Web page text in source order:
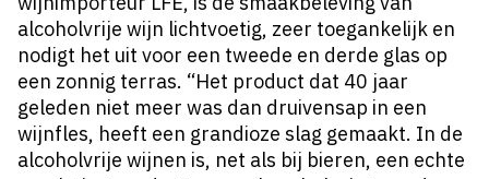
alcoholvrije wijn lichtvoetig, zeer toegankelijk en
nodigt het uit voor een tweede en derde glas op
een zonnig terras. “Het product dat 40 jaar
geleden niet meer was dan druivensap in een
wijnfles, heeft een grandioze slag gemaakt. In de
alcoholvrije wijnen is, net als bij bieren, een echte